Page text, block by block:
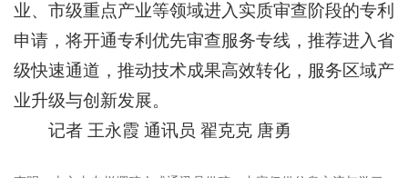
业、市级重点产业等领域进入实质审查阶段的专利
申请，将开通专利优先审查服务专线，推荐进入省
级快速通道，推动技术成果高效转化，服务区域产
业升级与创新发展。
记者 王永霞 通讯员 翟克克 唐勇